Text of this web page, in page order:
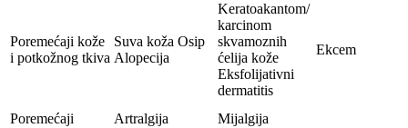
Poremećaji kože
i potkožnog tkiva
Suva koža Osip
Alopecija
Keratoakantom/
karcinom
skvamoznih
ćelija kože
Eksfolijativni
dermatitis
Ekcem
Poremećaji Artralgija
Mijalgija